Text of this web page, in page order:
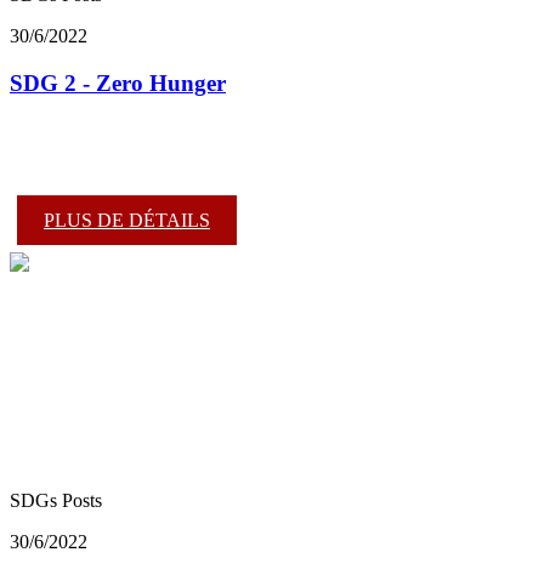
30/6/2022
SDG 2 - Zero Hunger
PLUS DE DÉTAILS
SDGs Posts
30/6/2022